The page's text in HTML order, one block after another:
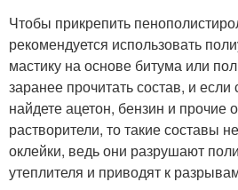
Чтобы прикрепить
рекомендуется использовать
мастику на основе битума или
заранее прочитать состав, и
найдете ацетон, бензин и прочие
растворители, то такие составы
оклейки, ведь они разрушают
утеплителя и приводят к